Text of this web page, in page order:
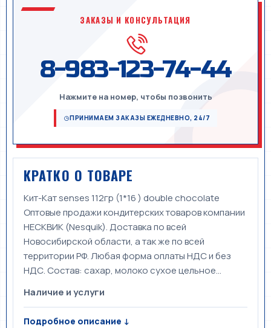
ЗАКАЗЫ И КОНСУЛЬТАЦИЯ
8-983-123-74-44
Нажмите на номер, чтобы позвонить
ПРИНИМАЕМ ЗАКАЗЫ ЕЖЕДНЕВНО, 24/7
КРАТКО О ТОВАРЕ
Кит-Кат senses 112гр (1*16 ) double chocolate
Оптовые продажи кондитерских товаров компании
НЕСКВИК (Nesquik). Доставка по всей
Новосибирской области, а так же по всей
территории РФ. Любая форма оплаты НДС и без
НДС. Состав: сахар, молоко сухое цельное...
Наличие и услуги
Подробное описание ↓